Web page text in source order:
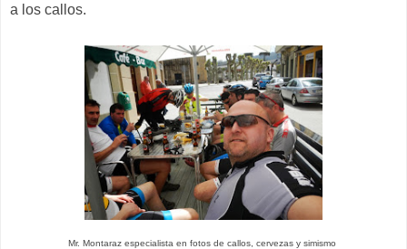
a los callos.
Mr. Montaraz especialista en fotos de callos, cervezas y simismo